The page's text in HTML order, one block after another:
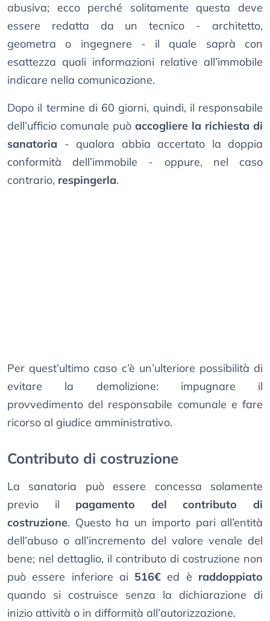
abusiva; ecco perché solitamente questa deve
essere redatta da un tecnico - architetto,
geometra o ingegnere - il quale saprà con
esattezza quali informazioni relative all’immobile
indicare nella comunicazione.
Dopo il termine di 60 giorni, quindi, il responsabile
dell’ufficio comunale può accogliere la richiesta di
sanatoria - qualora abbia accertato la doppia
conformità dell’immobile - oppure, nel caso
contrario, respingerla.
Per quest’ultimo caso c’è un’ulteriore possibilità di
evitare la demolizione: impugnare il
provvedimento del responsabile comunale e fare
ricorso al giudice amministrativo.
Contributo di costruzione
La sanatoria può essere concessa solamente
previo il pagamento del contributo di
costruzione. Questo ha un importo pari all’entità
dell’abuso o all’incremento del valore venale del
bene; nel dettaglio, il contributo di costruzione non
può essere inferiore ai 516€ ed è raddoppiato
quando si costruisce senza la dichiarazione di
inizio attività o in difformità all’autorizzazione.